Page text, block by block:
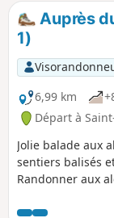
Auprès
1)
6,99 km
Départ à
Jolie balade aux
sentiers balisés
Randonner aux